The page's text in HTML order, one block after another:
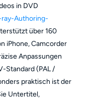
in DVD
ray-Authoring-
über 160
iPhone, Camcorder
Anpassungen
Standard (PAL /
praktisch ist der
Untertitel,